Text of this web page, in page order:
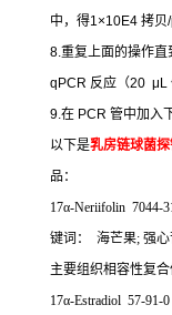
中，得1×10E4 拷贝
8.重复上面的操作直
qPCR 反应（20 μL
9.在 PCR 管中加入
以下是乳房链球菌
品：
17α-Neriifolin 7044-
键词：
海芒果; 强
主要组织相容性复
17α-Estradiol 57-91-0